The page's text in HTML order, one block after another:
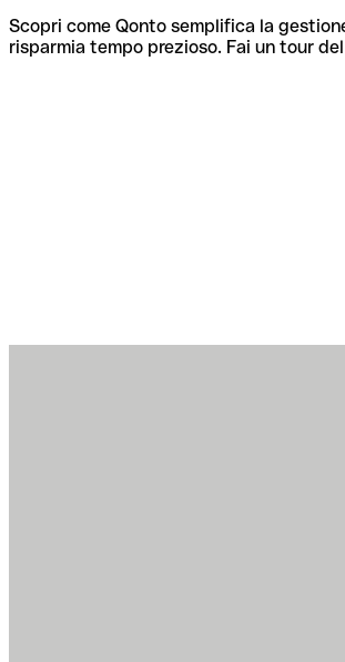
Scopri come Qonto semplifica la
risparmia tempo prezioso. Fai un tour